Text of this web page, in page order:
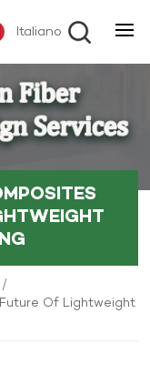
Italiano
/
Of Lightweight